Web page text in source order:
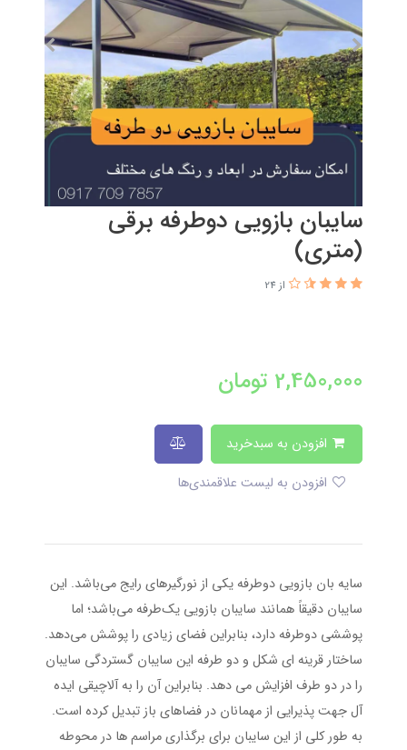
سایبان بازویی دوطرفه برقی
(متری)
از 24
2,450,000 تومان
سایه بان بازویی دوطرفه یکی از نورگیرهای رایج می‌باشد. این
سایبان دقیقاً همانند سایبان بازویی یک‌طرفه می‌باشد؛ اما
پوششی دوطرفه دارد، بنابراین فضای زیادی را پوشش می‌دهد.
ساختار قرینه ای شکل و دو طرفه این سایبان گستردگی سایبان
را در دو طرف افزایش می دهد. بنابراین آن را به آلاچیقی ایده
آل جهت پذیرایی از مهمانان در فضاهای باز تبدیل کرده است.
به طور کلی از این سایبان برای برگذاری مراسم ها در محوطه